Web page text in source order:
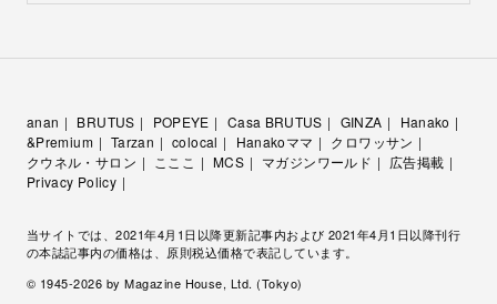
anan BRUTUS POPEYE Casa BRUTUS GINZA
Hanako
&Premium
Tarzan colocal Hanakoママ
クロワッサン
クウネル・サロン
こここ MCS マガジンワールド
広告掲載
Privacy Policy
当サイトでは、2021年4月1日以降更新記事内および 2021年4月1日以降刊行
の本誌記事内の価格は、原則税込価格で表記しています。
© 1945-2026 by Magazine House, Ltd. (Tokyo)